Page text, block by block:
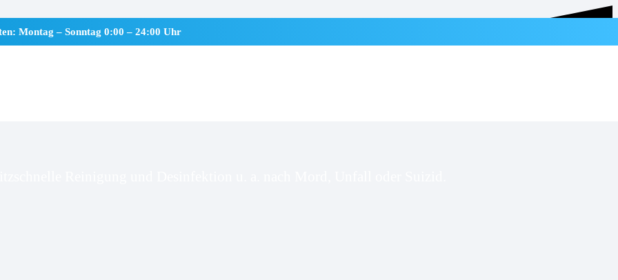
Montag – Sonntag 0:00 – 24:00 Uhr
Reinigung und Desinfektion u. a. nach Mord, Unfall oder Suizid.